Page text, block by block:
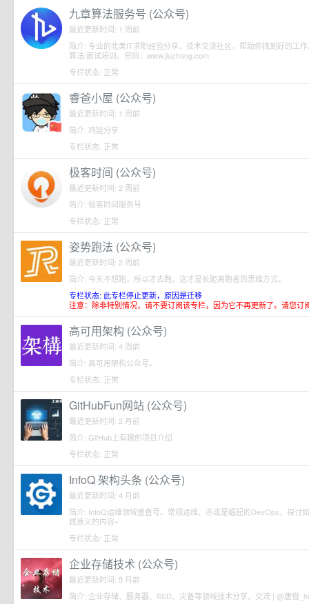
九章算法服务号 (公众号)
最近更新时间: 1 周前
简介: 专业的北美IT求职经验分享、技术交流社区，帮助你找到好的工
算法/面试培训。官网：www.jiuzhang.com
专栏状态: 正常
睿爸小屋 (公众号)
最近更新时间: 1 周前
简介: 鸡娃分享
专栏状态: 正常
极客时间 (公众号)
最近更新时间: 2 周前
简介: 极客时间服务号
专栏状态: 正常
姿势跑法 (公众号)
最近更新时间: 2 周前
简介: 今天不想跑，所以才去跑，这才是长距离跑者的思维方式。
专栏状态: 此专栏停止更新，原因是迁移
注意：除非特别情况，请不要订阅该专栏，因为它不再更新了。请您订
高可用架构 (公众号)
最近更新时间: 4 周前
简介: 高可用架构公众号。
专栏状态: 正常
GitHubFun网站 (公众号)
最近更新时间: 2 月前
简介: GitHub上有趣的项目介绍
专栏状态: 正常
InfoQ 架构头条 (公众号)
最近更新时间: 4 月前
简介: InfoQ运维领域垂直号。常规运维、亦或是崛起的DevOps，探讨
践意义的内容~
专栏状态: 正常
企业存储技术 (公众号)
最近更新时间: 5 月前
简介: 企业存储、服务器、SSD、灾备等领域技术分享，交流 | @唐僧